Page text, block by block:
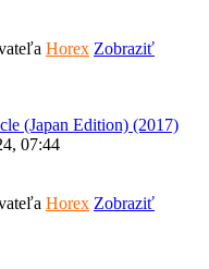
Horex Zobraziť
(Japan Edition) (2017)
07:44
Horex Zobraziť